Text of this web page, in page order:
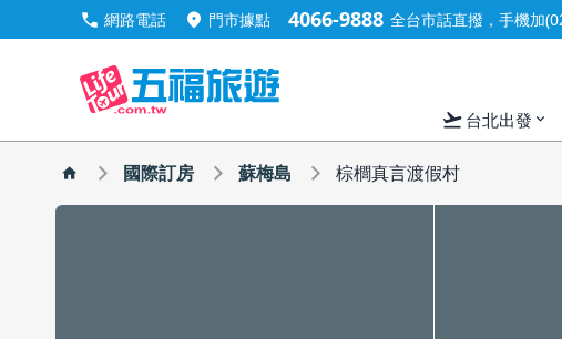
call 網路電話 location_on 門市據點 4066-9888 全台市話直撥，手機加
flight_takeoff 台北出發 expand_more
國際訂房 蘇梅島 棕櫚真言渡假村